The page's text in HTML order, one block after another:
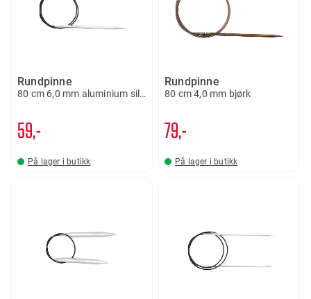
Rundpinne
80 cm 6,0 mm aluminium silver
59,-
På lager i butikk
Rundpinne
80 cm 4,0 mm bjørk
79,-
På lager i butikk